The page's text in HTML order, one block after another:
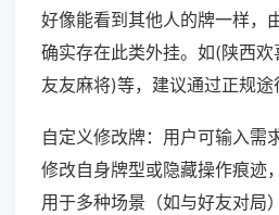
好像能看到其他人的牌一样，
确实存在此类外挂。如(陕西欢
友友麻将)等，建议通过正规途
自定义修改牌：用户可输入需
修改自身牌型或隐藏操作痕迹
用于多种场景（如与好友对局